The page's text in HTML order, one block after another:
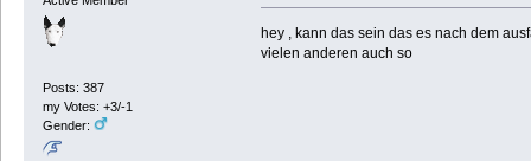
Posts: 387
my Votes: +3/-1
Gender:
hey , kann das sein das es nach dem
vielen anderen auch so